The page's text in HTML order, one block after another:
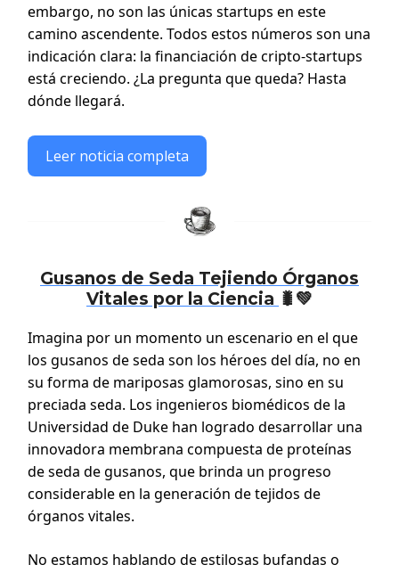
embargo, no son las únicas startups en este
camino ascendente. Todos estos números son una
indicación clara: la financiación de cripto-startups
está creciendo. ¿La pregunta que queda? Hasta
dónde llegará.
Leer noticia completa
Gusanos de Seda Tejiendo Órganos
Vitales por la Ciencia 🐛💚
Imagina por un momento un escenario en el que
los gusanos de seda son los héroes del día, no en
su forma de mariposas glamorosas, sino en su
preciada seda. Los ingenieros biomédicos de la
Universidad de Duke han logrado desarrollar una
innovadora membrana compuesta de proteínas
de seda de gusanos, que brinda un progreso
considerable en la generación de tejidos de
órganos vitales.
No estamos hablando de estilosas bufandas o